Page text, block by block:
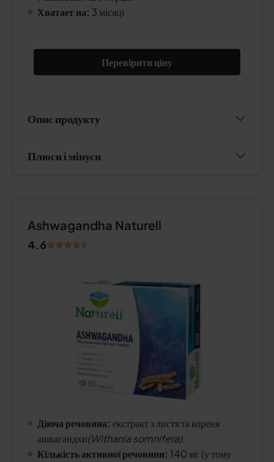
Хватает на: 3 місяці
Перевірити ціну
Опис продукту
Плюси і мінуси
Ashwagandha Naturell
4.6
Діюча речовина: екстракт з листя та кореня
ашвагандхи(Withania somnifera).
Кількість активної речовини: 140 мг (у тому